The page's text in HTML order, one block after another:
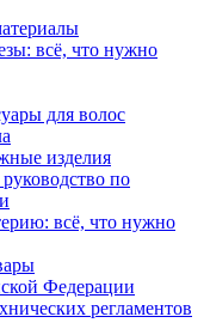
всё, что нужно
для волос
изделия
по
всё, что нужно
Федерации
регламентов